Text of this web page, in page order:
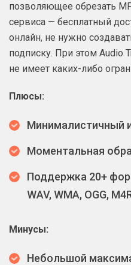
позволяющее обрезать
сервиса — бесплатный
онлайн, не нужно
подписку. При этом Audio
не имеет каких-либо
Плюсы:
Минималистичный
Моментальная
Поддержка 20+
WAV, WMA, OGG,
Минусы:
Небольшой